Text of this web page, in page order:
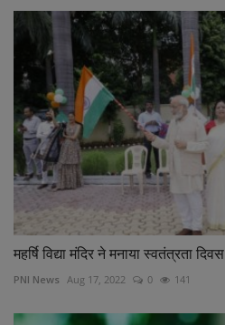
महर्षि विद्या मंदिर ने मनाया स्वतंत्रता दिवस
PNI News Aug 17, 2022 0 141